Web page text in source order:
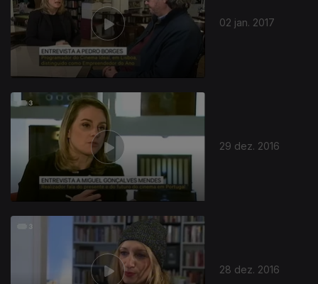
02 jan. 2017
29 dez. 2016
28 dez. 2016